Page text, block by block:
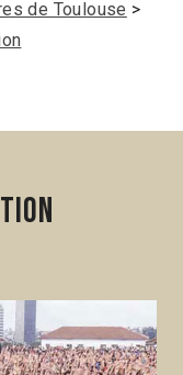
de Toulouse >